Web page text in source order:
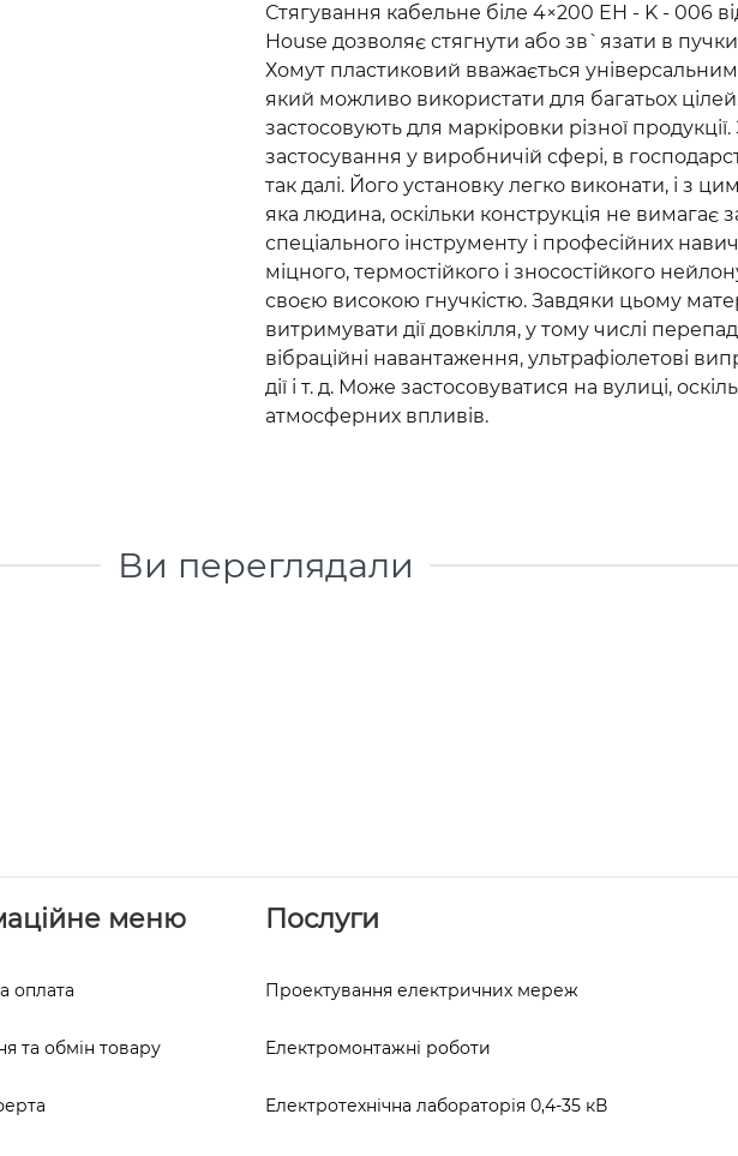
Стягування кабельне біле 4×200 EH - K - 006
House дозволяє стягнути або зв`язати в
Хомут пластиковий вважається
який можливо використати для багатьох
застосовують для маркіровки різної
застосування у виробничій сфері, в
так далі. Його установку легко виконати, і з
яка людина, оскільки конструкція не вимагає
спеціального інструменту і професійних
міцного, термостійкого і зносостійкого
своєю високою гнучкістю. Завдяки цьому
витримувати дії довкілля, у тому числі
вібраційні навантаження, ультрафіолетові
дії і т. д. Може застосовуватися на вулиці,
атмосферних впливів.
Ви переглядали
меню
оплата
та обмін товару
Послуги
Проектування електричних мереж
Електромонтажні роботи
Електротехнічна лабораторія 0,4-35 кВ